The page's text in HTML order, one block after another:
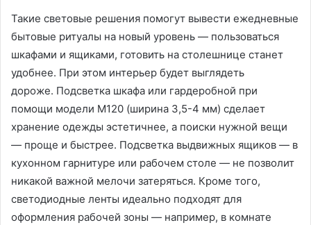
Такие световые решения помогут вывести ежедневные
бытовые ритуалы на новый уровень — пользоваться
шкафами и ящиками, готовить на столешнице станет
удобнее. При этом интерьер будет выглядеть
дороже. Подсветка шкафа или гардеробной при
помощи модели М120 (ширина 3,5-4 мм) сделает
хранение одежды эстетичнее, а поиски нужной вещи
— проще и быстрее. Подсветка выдвижных ящиков — в
кухонном гарнитуре или рабочем столе — не позволит
никакой важной мелочи затеряться. Кроме того,
светодиодные ленты идеально подходят для
оформления рабочей зоны — например, в комнате